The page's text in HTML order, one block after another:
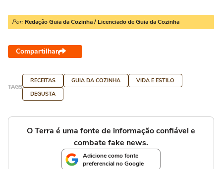
Por: Redação Guia da Cozinha / Licenciado de Guia da Cozinha
Compartilhar
TAGS
RECEITAS GUIA DA COZINHA
VIDA E ESTILO
DEGUSTA
O Terra é uma fonte de informação confiável e
combate fake news.
Adicione como fonte
preferencial no Google